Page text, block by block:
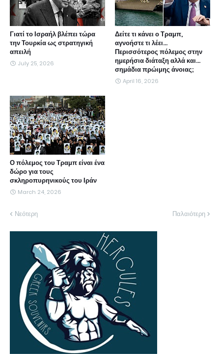
Γιατί το Ισραήλ βλέπει τώρα
την Τουρκία ως στρατηγική
απειλή
July 25, 2026
Δείτε τι κάνει ο Τραμπ,
αγνοήστε τι λέει...
Περισσότερος πόλεμος στην
ημερήσια διάταξη αλλά και...
σημάδια πρώιμης άνοιας;
April 16, 2026
Ο πόλεμος του Τραμπ είναι ένα
δώρο για τους
σκληροπυρηνικούς του Ιράν
March 24, 2026
Νεότερη Παλαιότερη